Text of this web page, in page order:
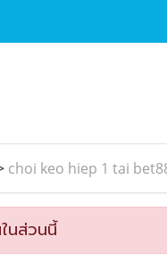
choi keo hiep 1 tai
นส่วนนี้